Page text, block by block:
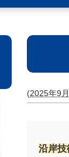
(2025年9
沿岸技